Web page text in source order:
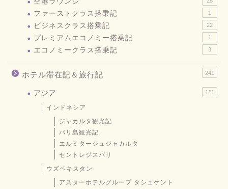
ファーストクラス搭乗記 1
ビジネスクラス搭乗記 22
プレミアムエコノミー搭乗記 1
エコノミークラス搭乗記 3
ホテル滞在記＆旅行記 241
アジア 121
インドネシア
ジャカルタ観光記
バリ島観光記
エルミタージュジャカルタ
セントレジスバリ
ウズベキスタン
アスターホテルグループ タシュケント